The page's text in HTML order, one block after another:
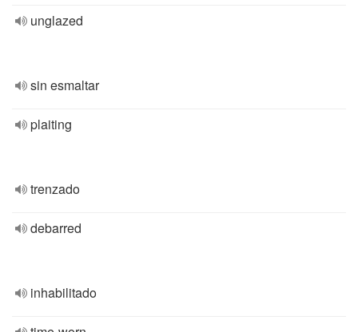
unglazed
sin esmaltar
plaiting
trenzado
debarred
inhabilitado